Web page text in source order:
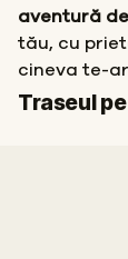
aventură
tău, cu
cineva te-
Traseul
Start
Sosire